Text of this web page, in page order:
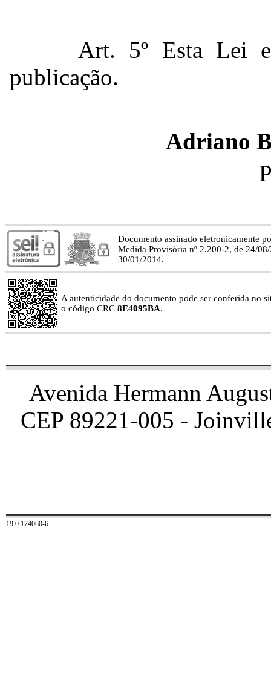
Art. 5º Esta Lei
publicação.
Adriano
Documento assinado eletronicamente
Medida Provisória nº 2.200-2, de 24/
30/01/2014.
A autenticidade do documento pode ser conferida
o código CRC 8E4095BA.
Avenida Hermann
CEP 89221-005 -
19.0.174060-6